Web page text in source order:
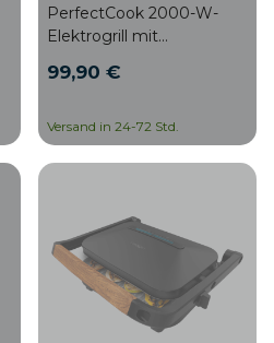
PerfectCook 2000-W-
Elektrogrill mit
herausnehmbaren und
Grillplatten mit
RockStone-Beschichtung
99,90 €
Versand in 24-72 Std.